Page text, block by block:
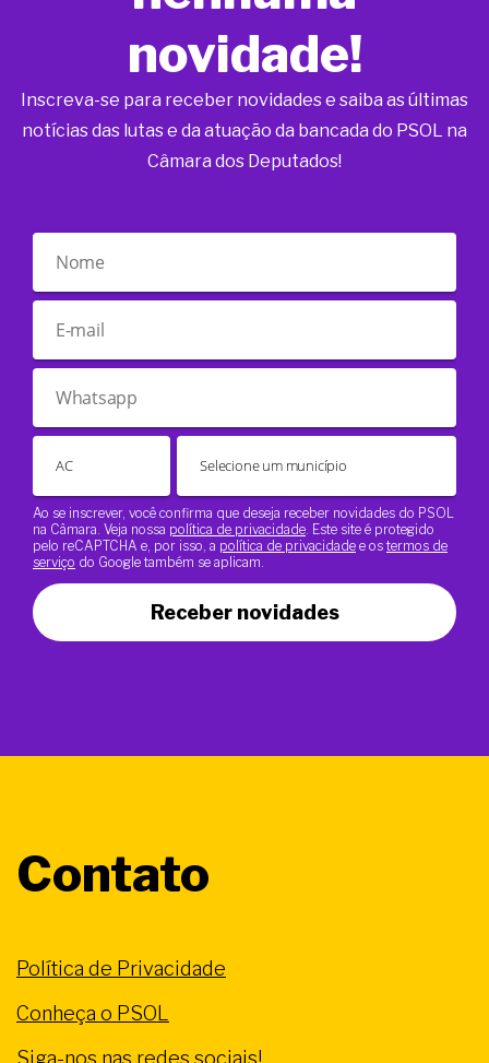
novidade!
Inscreva-se para receber novidades e saiba as últimas
notícias das lutas e da atuação da bancada do PSOL na
Câmara dos Deputados!
Ao se inscrever, você confirma que deseja receber novidades do PSOL
na Câmara. Veja nossa política de privacidade . Este site é protegido
pelo reCAPTCHA e, por isso, a política de privacidade e os termos de
serviço do Google também se aplicam.
Receber novidades
Contato
Política de Privacidade
Conheça o PSOL
Siga-nos nas redes sociais!